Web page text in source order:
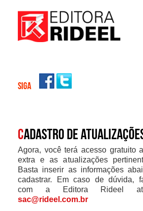
SIGA
Cadastro de
Agora, você terá acesso gratuito
extra e as atualizações
Basta inserir as informações
cadastrar. Em caso de dúvida,
com a Editora Rideel
sac@rideel.com.br